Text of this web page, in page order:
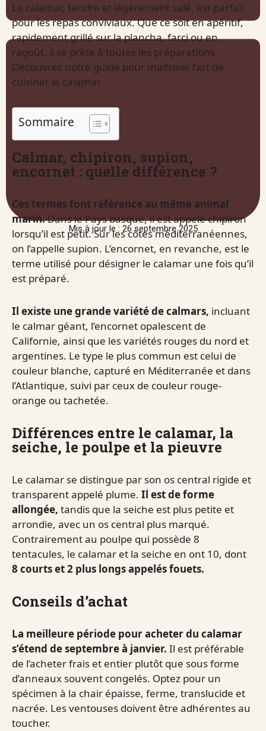
Mis à jour le : 26 septembre 2025
Le calamar, tendre et légèrement salé, est parfait
pour les repas conviviaux. Que ce soit en apéritif,
rapidement grillé sur la plancha, farci ou en
ragoût, il se prête à toutes les préparations.
Découvrez notre guide pour maîtriser l’art de
cuisiner le calamar.
Sommaire
Calmar, chipiron, supion,
encornet : quelle différence ?
Ces termes font référence au même animal
marin.Dans le Pays basque, il est appelé chipiron
lorsqu’il est petit. Sur les côtes méditerranéennes,
on l’appelle supion. L’encornet, en revanche, est le
terme utilisé pour désigner le calamar une fois qu’il
est préparé.
Il existe une grande variété de calmars, incluant
le calmar géant, l’encornet opalescent de
Californie, ainsi que les variétés rouges du nord et
argentines. Le type le plus commun est celui de
couleur blanche, capturé en Méditerranée et dans
l’Atlantique, suivi par ceux de couleur rouge-
orange ou tachetée.
Différences entre le calamar, la
seiche, le poulpe et la pieuvre
Le calamar se distingue par son os central rigide et
transparent appelé plume. Il est de forme
allongée, tandis que la seiche est plus petite et
arrondie, avec un os central plus marqué.
Contrairement au poulpe qui possède 8
tentacules, le calamar et la seiche en ont 10, dont
8 courts et 2 plus longs appelés fouets.
Conseils d’achat
La meilleure période pour acheter du calamar
s’étend de septembre à janvier. Il est préférable
de l’acheter frais et entier plutôt que sous forme
d’anneaux souvent congelés. Optez pour un
spécimen à la chair épaisse, ferme, translucide et
nacrée. Les ventouses doivent être adhérentes au
toucher.